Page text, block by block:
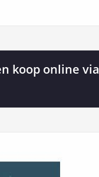
koop online via